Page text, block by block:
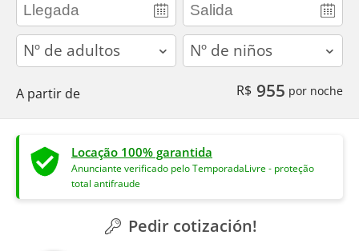
adults children
A partir de R$ 955 por noche
Locação 100% garantida
Anunciante verificado pelo TemporadaLivre - proteção
total antifraude
Pedir cotización!